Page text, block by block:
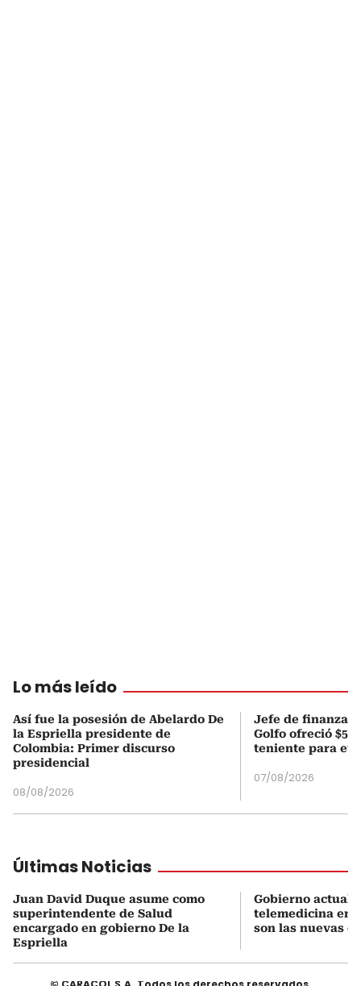
Lo más leído
Así fue la posesión de Abelardo De
la Espriella presidente de
Colombia: Primer discurso
presidencial
08/08/2026
Jefe de finanzas
Golfo ofreció
teniente para
07/08/2026
Últimas Noticias
Juan David Duque asume como
superintendente de Salud
encargado en gobierno De la
Espriella
Gobierno
telemedicina en
son las nuevas